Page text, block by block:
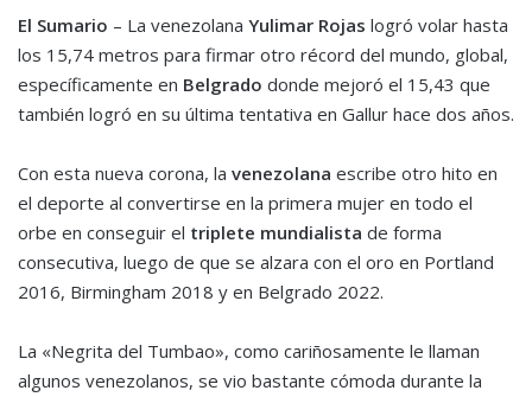
El Sumario – La venezolana Yulimar Rojas logró volar hasta
los 15,74 metros para firmar otro récord del mundo, global,
específicamente en Belgrado donde mejoró el 15,43 que
también logró en su última tentativa en Gallur hace dos años.
Con esta nueva corona, la venezolana escribe otro hito en
el deporte al convertirse en la primera mujer en todo el
orbe en conseguir el triplete mundialista de forma
consecutiva, luego de que se alzara con el oro en Portland
2016, Birmingham 2018 y en Belgrado 2022.
La «Negrita del Tumbao», como cariñosamente le llaman
algunos venezolanos, se vio bastante cómoda durante la